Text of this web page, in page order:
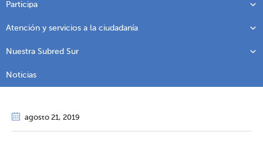
Participa
Atención y servicios a la ciudadanía
Nuestra Subred Sur
Noticias
agosto 21, 2019